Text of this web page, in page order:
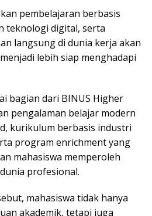
pembelajaran berbasis
teknologi digital, serta
langsung di dunia kerja akan
lebih siap menghadapi
bagian dari BINUS Higher
pengalaman belajar modern
kurikulum berbasis industri
program enrichment yang
mahasiswa memperoleh
profesional.
mahasiswa tidak hanya
akademik, tetapi juga